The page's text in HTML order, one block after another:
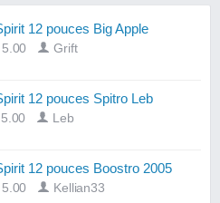
12 pouces Big Apple
5.00 Grift
12 pouces Spitro Leb
5.00 Leb
12 pouces Boostro 2005
5.00 Kellian33